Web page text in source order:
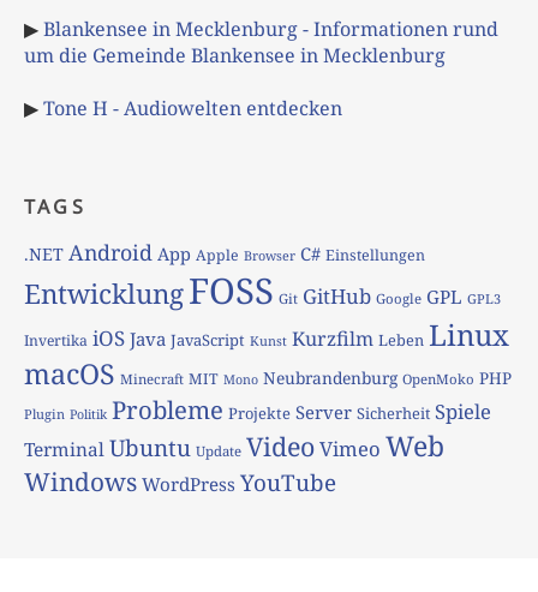
▶Blankensee in Mecklenburg - Informationen rund
um die Gemeinde Blankensee in Mecklenburg
▶Tone H - Audiowelten entdecken
TAGS
.NET Android App Apple Browser C# Einstellungen
EntwicklungFOSS Git GitHub Google GPL GPL3
Invertika iOS Java JavaScript Kunst Kurzfilm Leben Linux
macOS Minecraft MIT Mono Neubrandenburg OpenMoko PHP
Plugin Politik Probleme Projekte Server Sicherheit Spiele
TerminalUbuntu Update VideoVimeo Web
Windows WordPress YouTube